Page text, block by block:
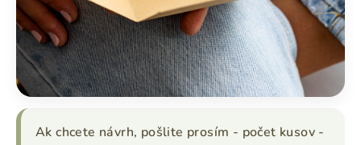
Ak chcete návrh, pošlite prosím - počet kusov -